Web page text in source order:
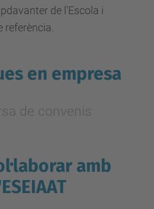
de l'Escola i
referència.
en empresa
de convenis
amb